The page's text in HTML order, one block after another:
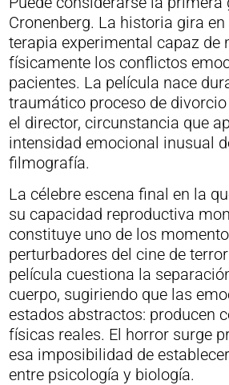
Cronenberg. La historia gira
terapia experimental capaz de
físicamente los conflictos
pacientes. La película nace
traumático proceso de
el director, circunstancia que
intensidad emocional inusual
filmografía.
La célebre escena final en la
su capacidad reproductiva
constituye uno de los
perturbadores del cine de
película cuestiona la
cuerpo, sugiriendo que las
estados abstractos: producen
físicas reales. El horror surge
esa imposibilidad de
entre psicología y biología.